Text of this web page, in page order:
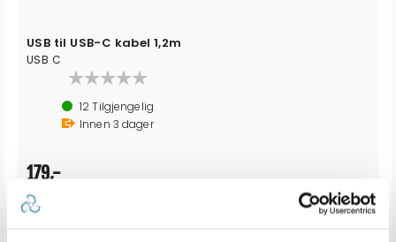
USB til USB-C kabel 1,2m
USB C
12Tilgjengelig
Innen 3 dager
179,-